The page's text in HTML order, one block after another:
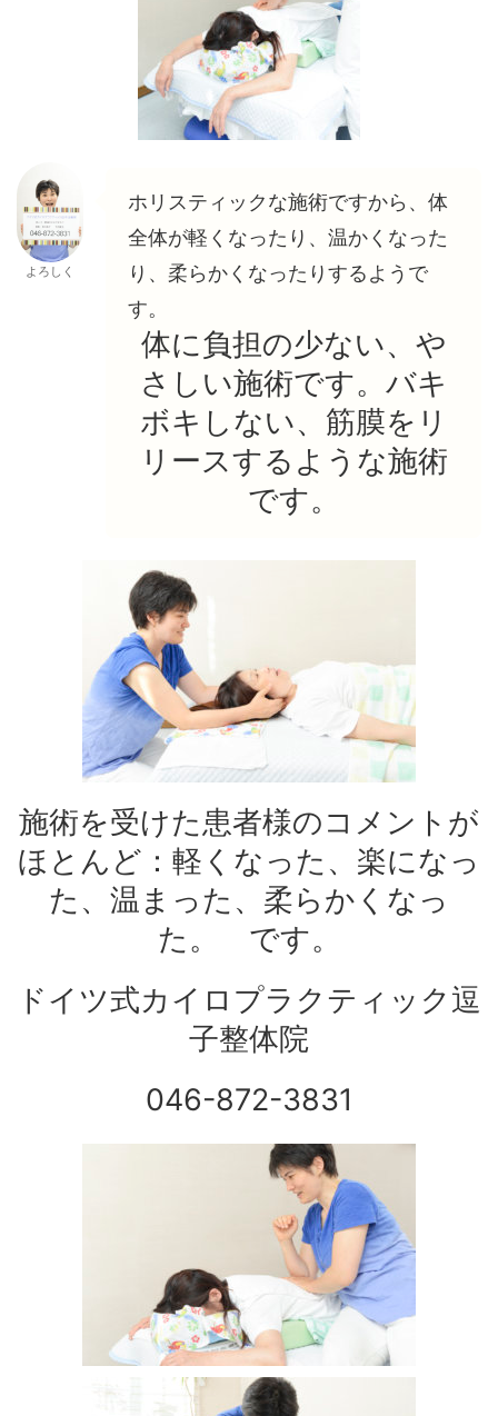
よろしく
ホリスティックな施術ですから、体
全体が軽くなったり、温かくなった
り、柔らかくなったりするようで
す。
体に負担の少ない、や
さしい施術です。バキ
ボキしない、筋膜をリ
リースするような施術
です。
施術を受けた患者様のコメントが
ほとんど：軽くなった、楽になっ
た、温まった、柔らかくなっ
た。 です。
ドイツ式カイロプラクティック逗
子整体院
046-872-3831